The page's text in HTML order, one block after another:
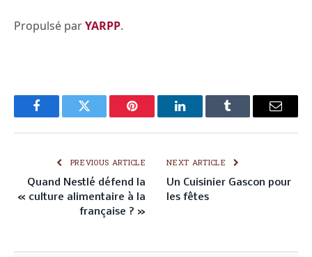
Propulsé parYARPP.
FacebookTwitter Pinterest LinkedInTumblr Email
PREVIOUS ARTICLE
Quand Nestlé défend la
« culture alimentaire à la
française ? »
NEXT ARTICLE
Un Cuisinier Gascon pour
les fêtes